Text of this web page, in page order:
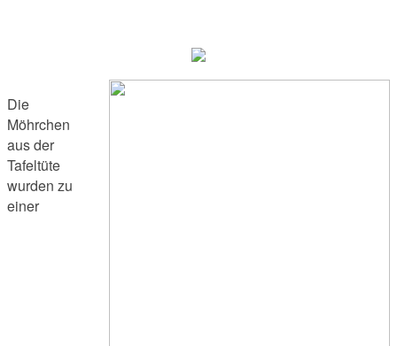
Die
Möhrchen
aus der
Tafeltüte
wurden zu
einer